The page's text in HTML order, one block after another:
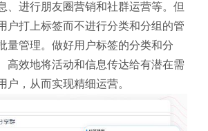
、进行朋友圈营销和社群运营等。但
户打上标签而不进行分类和分组的管
量管理。做好用户标签的分类和分
高效地将活动和信息传达给有潜在需
户，从而实现精细运营。